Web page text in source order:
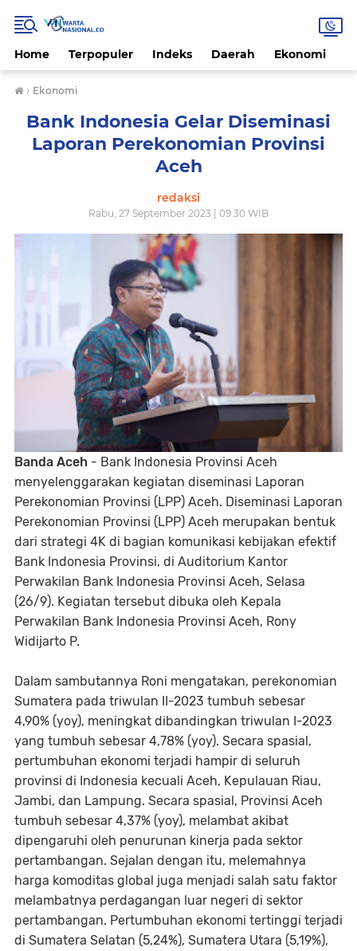
Home Terpopuler Indeks Daerah Ekonomi
› Ekonomi
Bank Indonesia Gelar Diseminasi
Laporan Perekonomian Provinsi
Aceh
redaksi
Rabu, 27 September 2023 | 09.30 WIB
Banda Aceh - Bank Indonesia Provinsi Aceh
menyelenggarakan kegiatan diseminasi Laporan
Perekonomian Provinsi (LPP) Aceh. Diseminasi Laporan
Perekonomian Provinsi (LPP) Aceh merupakan bentuk
dari strategi 4K di bagian komunikasi kebijakan efektif
Bank Indonesia Provinsi, di Auditorium Kantor
Perwakilan Bank Indonesia Provinsi Aceh, Selasa
(26/9). Kegiatan tersebut dibuka oleh Kepala
Perwakilan Bank Indonesia Provinsi Aceh, Rony
Widijarto P.
Dalam sambutannya Roni mengatakan, perekonomian
Sumatera pada triwulan II-2023 tumbuh sebesar
4,90% (yoy), meningkat dibandingkan triwulan I-2023
yang tumbuh sebesar 4,78% (yoy). Secara spasial,
pertumbuhan ekonomi terjadi hampir di seluruh
provinsi di Indonesia kecuali Aceh, Kepulauan Riau,
Jambi, dan Lampung. Secara spasial, Provinsi Aceh
tumbuh sebesar 4,37% (yoy), melambat akibat
dipengaruhi oleh penurunan kinerja pada sektor
pertambangan. Sejalan dengan itu, melemahnya
harga komoditas global juga menjadi salah satu faktor
melambatnya perdagangan luar negeri di sektor
pertambangan. Pertumbuhan ekonomi tertinggi terjadi
di Sumatera Selatan (5,24%), Sumatera Utara (5,19%),